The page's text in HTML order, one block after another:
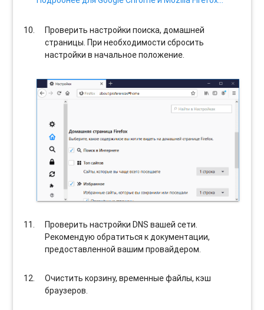
Проверить настройки поиска, домашней
страницы. При необходимости сбросить
настройки в начальное положение.
Проверить настройки DNS вашей сети.
Рекомендую обратиться к документации,
предоставленной вашим провайдером.
Очистить корзину, временные файлы, кэш
браузеров.